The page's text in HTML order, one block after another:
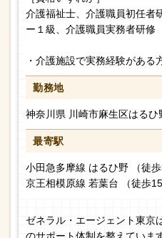
介護福祉士、介護職員初任者
ー１級、介護職員実務者研修
・介護施設で実務経験がある
勤務地
神奈川県 川崎市麻生区はるひ
最寄駅
小田急多摩線 はるひ野 （徒歩
京王相模原線 若葉台 （徒歩15
ゼネラル・エージェント東京